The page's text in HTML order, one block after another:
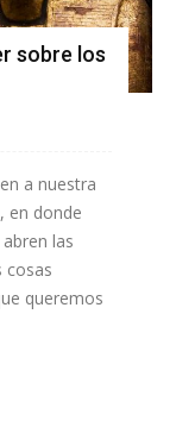
sobre los
a nuestra
en donde
las
cosas
queremos